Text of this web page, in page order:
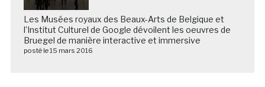
Les Musées royaux des Beaux-Arts de Belgique et
l’Institut Culturel de Google dévoilent les oeuvres de
Bruegel de manière interactive et immersive
posté le 15 mars 2016